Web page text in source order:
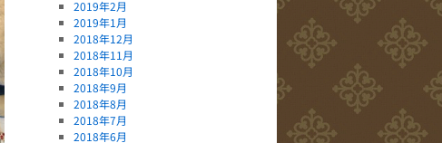
2019年2月
2019年1月
2018年12月
2018年11月
2018年10月
2018年9月
2018年8月
2018年7月
2018年6月